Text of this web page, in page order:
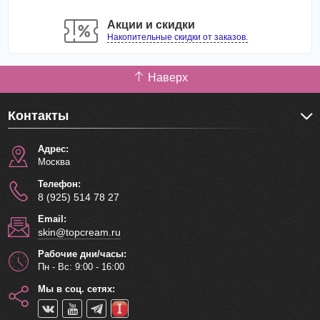
Акции и скидки
Накопительные скидки от заказов.
Наверх
Контакты
Адрес:
Москва
Телефон:
8 (925) 514 78 27
Email:
skin@topcream.ru
Рабочие дни/часы:
Пн - Вс: 9:00 - 16:00
Мы в соц. сетях: